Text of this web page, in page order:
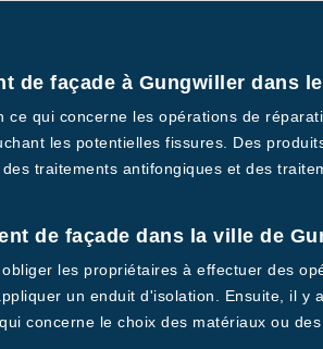
de façade à Gungwiller dans le
ce qui concerne les opérations de
les potentielles fissures. Des
traitements antifongiques et des
de façade dans la ville de
les propriétaires à effectuer des
un enduit d'isolation. Ensuite, il y
concerne le choix des matériaux ou